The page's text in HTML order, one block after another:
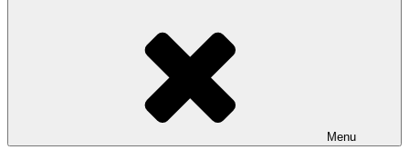
Menu